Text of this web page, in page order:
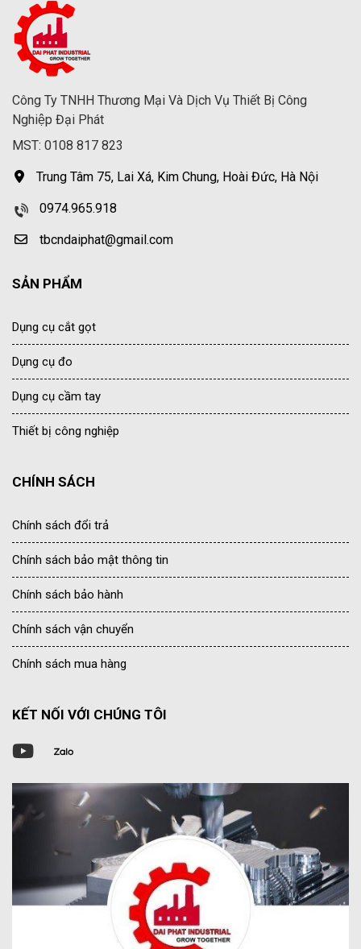
Công Ty TNHH Thương Mại Và Dịch Vụ Thiết Bị Công
Nghiệp Đại Phát
MST: 0108 817 823
Trung Tâm 75, Lai Xá, Kim Chung, Hoài Đức, Hà Nội
0974.965.918
tbcndaiphat@gmail.com
SẢN PHẨM
Dụng cụ cắt gọt
Dụng cụ đo
Dụng cụ cầm tay
Thiết bị công nghiệp
CHÍNH SÁCH
Chính sách đổi trả
Chính sách bảo mật thông tin
Chính sách bảo hành
Chính sách vận chuyển
Chính sách mua hàng
KẾT NỐI VỚI CHÚNG TÔI